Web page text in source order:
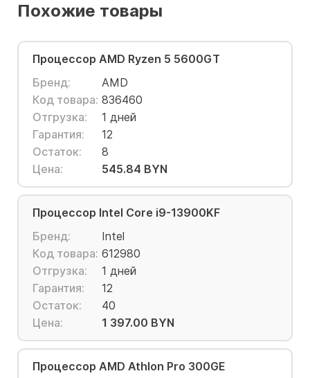
Похожие товары
Процессор AMD Ryzen 5 5600GT
Бренд:
AMD
Код товара: 836460
Отгрузка:
1 дней
Гарантия:
12
Остаток:
8
Цена:
545.84 BYN
Процессор Intel Core i9-13900KF
Бренд:
Intel
Код товара: 612980
Отгрузка:
1 дней
Гарантия:
12
Остаток:
40
Цена:
1 397.00 BYN
Процессор AMD Athlon Pro 300GE